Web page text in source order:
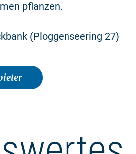
pflanzen.
(Ploggenseering 27)